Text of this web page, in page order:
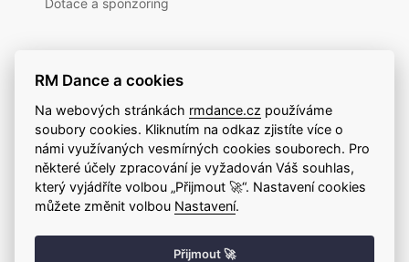
Dotace a sponzoring
RM Dance z.s. 2022 | Všechna práva vyhrazena.
RM Dance a cookies
Na webových stránkách rmdance.cz používáme
soubory cookies. Kliknutím na odkaz zjistíte více o
námi využívaných vesmírných cookies souborech. Pro
některé účely zpracování je vyžadován Váš souhlas,
který vyjádříte volbou „Přijmout 🚀“. Nastavení cookies
můžete změnit volbou Nastavení.
Přijmout 🚀